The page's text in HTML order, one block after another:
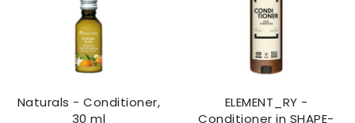
Naturals - Conditioner,
30 ml
ELEMENT_RY -
Conditioner in SHAPE-